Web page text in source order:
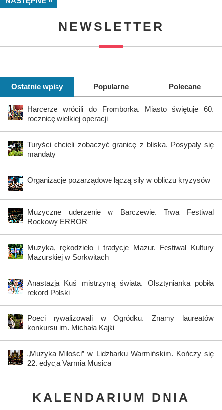
NEWSLETTER
Ostatnie wpisy Popularne Polecane
Harcerze wrócili do Fromborka. Miasto świętuje 60.
rocznicę wielkiej operacji
Turyści chcieli zobaczyć granicę z bliska. Posypały się
mandaty
Organizacje pozarządowe łączą siły w obliczu kryzysów
Muzyczne uderzenie w Barczewie. Trwa Festiwal
Rockowy ERROR
Muzyka, rękodzieło i tradycje Mazur. Festiwal Kultury
Mazurskiej w Sorkwitach
Anastazja Kuś mistrzynią świata. Olsztynianka pobiła
rekord Polski
Poeci rywalizowali w Ogródku. Znamy laureatów
konkursu im. Michała Kajki
„Muzyka Miłości” w Lidzbarku Warmińskim. Kończy się
22. edycja Varmia Musica
KALENDARIUM DNIA